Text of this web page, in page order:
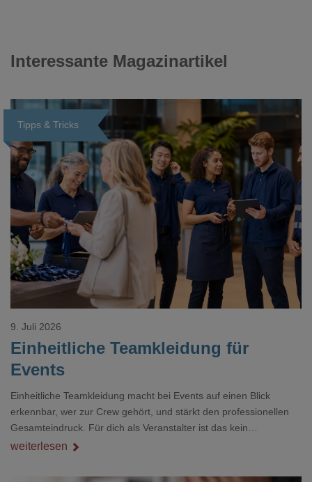
Interessante Magazinartikel
Tipps & Tricks
Loading...
Einheitliche Teamkleidung für
Events
9. Juli 2026
Einheitliche Teamkleidung macht bei Events auf einen Blick
erkennbar, wer zur Crew gehört, und stärkt den professionellen
Gesamteindruck. Für dich als Veranstalter ist das kein
Nebenthema: Bei Textilien mit Stickerei oder mehreren
weiterlesen